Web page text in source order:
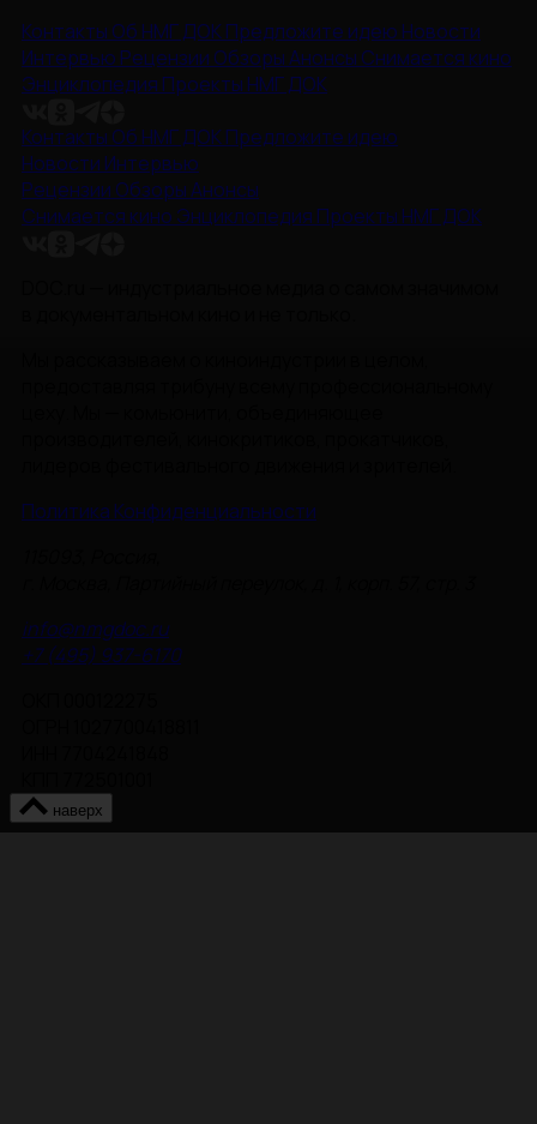
Контакты Об НМГ ДОКПредложите идею Новости
Интервью Рецензии ОбзорыАнонсы Снимается кино
Энциклопедия Проекты НМГ ДОК
Контакты Об НМГ ДОКПредложите идею
Новости Интервью
Рецензии ОбзорыАнонсы
Снимается кино Энциклопедия Проекты НМГ ДОК
Политика Конфиденциальности
info@nmgdoc.ru
+7 (495) 937-6170
наверх